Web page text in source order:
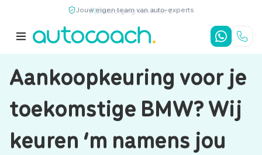
9,7/10 4,8/5
Jouw eigen team van auto-experts
Aankoopkeuring voor je
toekomstige BMW? Wij
keuren ‘m namens jou